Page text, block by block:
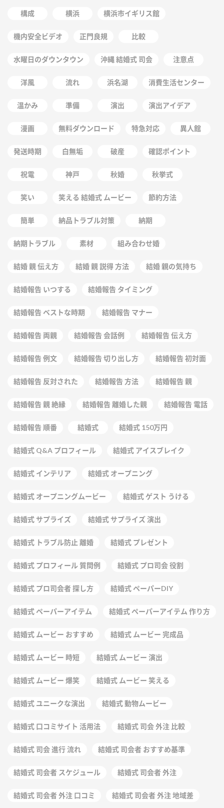
構成 横浜 横浜市イギリス館
機内安全ビデオ 正門良規 比較
水曜日のダウンタウン 沖縄 結婚式 司会 注意点
洋風 流れ 浜名湖 消費生活センター
温かみ 準備 演出 演出アイデア
漫画 無料ダウンロード 特急対応 異人館
発送時期 白無垢 破産 確認ポイント
祝電 神戸 秋婚 秋挙式
笑い 笑える 結婚式 ムービー 節約方法
簡単 納品トラブル対策 納期
納期トラブル 素材 組み合わせ婚
結婚 親 伝え方 結婚 親 説得 方法 結婚 親の気持ち
結婚報告 いつする 結婚報告 タイミング
結婚報告 ベストな時期 結婚報告 マナー
結婚報告 両親 結婚報告 会話例 結婚報告 伝え方
結婚報告 例文 結婚報告 切り出し方 結婚報告 初対面
結婚報告 反対された 結婚報告 方法 結婚報告 親
結婚報告 親 絶縁 結婚報告 離婚した親 結婚報告 電話
結婚報告 順番 結婚式 結婚式 150万円
結婚式 Q&A プロフィール 結婚式 アイスブレイク
結婚式 インテリア 結婚式 オープニング
結婚式 オープニングムービー 結婚式 ゲスト うける
結婚式 サプライズ 結婚式 サプライズ 演出
結婚式 トラブル防止 離婚 結婚式 プレゼント
結婚式 プロフィール 質問例 結婚式 プロ司会 役割
結婚式 プロ司会者 探し方 結婚式 ペーパーDIY
結婚式 ペーパーアイテム 結婚式 ペーパーアイテム 作り方
結婚式 ムービー おすすめ 結婚式 ムービー 完成品
結婚式 ムービー 時短 結婚式 ムービー 演出
結婚式 ムービー 爆笑 結婚式 ムービー 笑える
結婚式 ユニークな演出 結婚式 動物ムービー
結婚式 口コミサイト 活用法 結婚式 司会 外注 比較
結婚式 司会 進行 流れ 結婚式 司会者 おすすめ基準
結婚式 司会者 スケジュール 結婚式 司会者 外注
結婚式 司会者 外注 口コミ 結婚式 司会者 外注 地域差